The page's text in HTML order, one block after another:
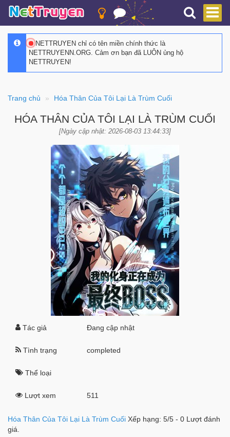
NETTRUYEN chỉ có tên miền chính thức là
NETTRUYENN.ORG. Cảm ơn bạn đã LUÔN ủng hộ
NETTRUYEN!
Trang chủ Hóa Thân Của Tôi Lại Là Trùm Cuối
HÓA THÂN CỦA TÔI LẠI LÀ TRÙM CUỐI
[Ngày cập nhật: 2026-08-03 13:44:33]
Tác giả Đang cập nhật
Tình trạng completed
Thể loại
Lượt xem 511
Hóa Thân Của Tôi Lại Là Trùm Cuối Xếp hạng: 5/5 - 0 Lượt đánh
giá.